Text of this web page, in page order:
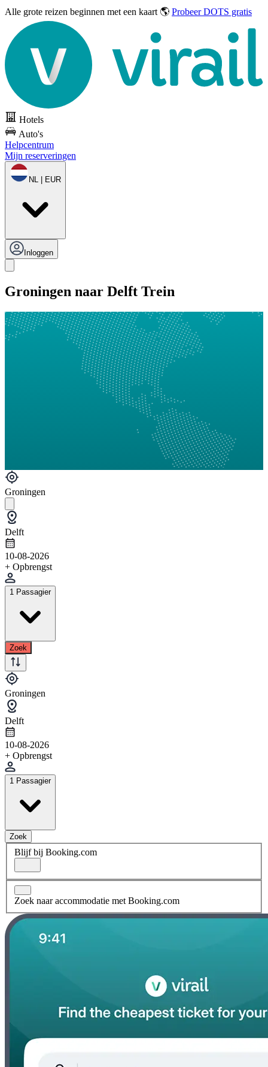
Alle grote reizen beginnen met een kaart 🌎 Probeer DOTS gratis
Hotels
Auto's
Helpcentrum
Mijn reserveringen
NL | EUR
Inloggen
Groningen naar Delft Trein
Groningen
Delft
10-08-2026
+ Opbrengst
1 Passagier
Zoek
Groningen
Delft
10-08-2026
+ Opbrengst
1 Passagier
Zoek
Blijf bij Booking.com
Zoek naar accommodatie met Booking.com